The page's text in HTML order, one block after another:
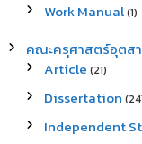
Work Manual(1)
คณะครุศาสตร์อุตส
Article (21)
Dissertation
Independent